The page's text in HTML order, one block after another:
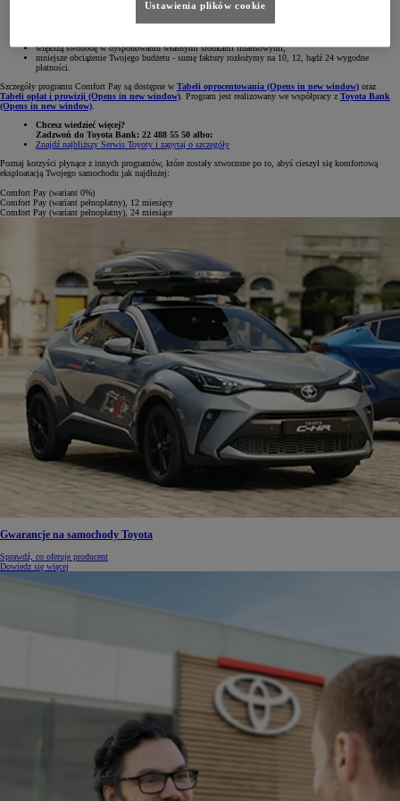
większą swobodę w dysponowaniu własnymi środkami finansowymi,
mniejsze obciążenie Twojego budżetu - sumę faktury rozłożymy na 10, 12, bądź 24 wygodne
płatności.
Szczegóły programu Comfort Pay są dostępne w Tabeli oprocentowania (Opens in new window) oraz
Tabeli opłat i prowizji (Opens in new window) . Program jest realizowany we współpracy z Toyota Bank
(Opens in new window)
Chcesz wiedzieć więcej?
Zadzwoń do Toyota Bank: 22 488 55 50 albo:
Znajdź najbliższy Serwis Toyoty i zapytaj o szczegóły
Poznaj korzyści płynące z innych programów, które zostały stworzone po to, abyś cieszył się komfortową
eksploatacją Twojego samochodu jak najdłużej:
Comfort Pay (wariant 0%)
Comfort Pay (wariant pełnopłatny), 12 miesięcy
Comfort Pay (wariant pełnopłatny), 24 miesiące
Gwarancje na samochody Toyota
Sprawdź, co oferuje producent
Dowiedz się więcej
Ustawienia plików cookie